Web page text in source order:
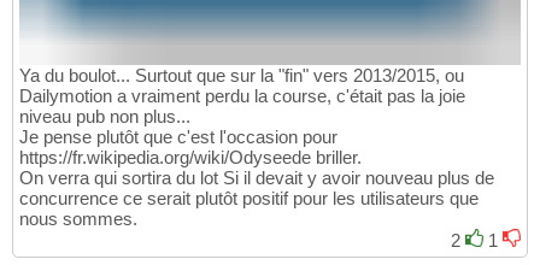
Ya du boulot... Surtout que sur la "fin" vers 2013/2015, ou
Dailymotion a vraiment perdu la course, c'était pas la joie
niveau pub non plus...
Je pense plutôt que c'est l'occasion pour
https://fr.wikipedia.org/wiki/Odyseede briller.
On verra qui sortira du lot Si il devait y avoir nouveau plus de
concurrence ce serait plutôt positif pour les utilisateurs que
nous sommes.
2
1